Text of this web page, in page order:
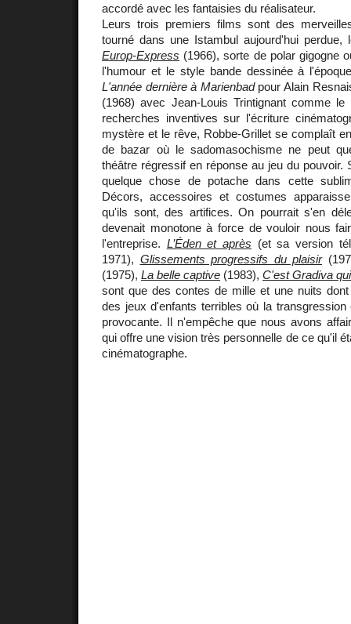
accordé avec les fantaisies du réalisateur.
Leurs trois premiers films sont des
tourné dans une Istambul aujourd'hui
Europ-Express (1966), sorte de polar gigogne
l'humour et le style bande dessinée à
L'année dernière à Marienbadpour Alain
(1968) avec Jean-Louis Trintignant comme
recherches inventives sur l'écriture
mystère et le rêve, Robbe-Grillet se complaît
de bazar où le sadomasochisme ne peut
théâtre régressif en réponse au jeu du pouvoir.
quelque chose de potache dans cette
Décors, accessoires et costumes
qu'ils sont, des artifices. On pourrait s'en
devenait monotone à force de vouloir nous
l'entreprise. L’Éden et après (et sa version
1971), Glissements progressifs du plaisir
(1975), La belle captive (1983), C'est Gradiva
sont que des contes de mille et une nuits
des jeux d'enfants terribles où la
provocante. Il n'empêche que nous avons
qui offre une vision très personnelle de ce qu'il
cinématographe.